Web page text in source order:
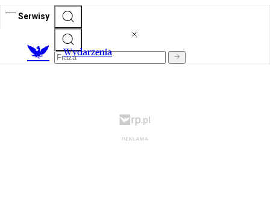
Serwisy
Wydarzenia